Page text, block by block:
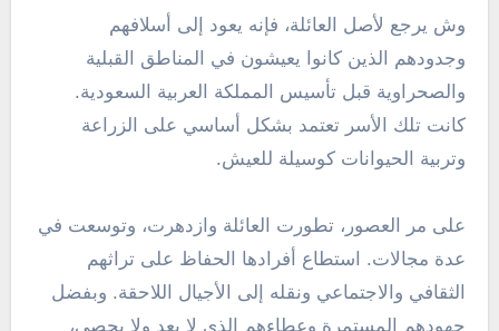
وش يرجع لأصل العائلة، فإنه يعود إلى أسلافهم
وجدودهم الذين كانوا يعيشون في المناطق القبلية
والصحراوية قبل تأسيس المملكة العربية السعودية.
كانت تلك الأسر تعتمد بشكل أساسي على الزراعة
وتربية الحيوانات كوسيلة للعيش.
على مر العصور، تطورت العائلة وازدهرت، وتوسعت في
عدة مجالات. استطاع أفرادها الحفاظ على تراثهم
الثقافي والاجتماعي ونقله إلى الأجيال اللاحقة. وبفضل
جهودهم المستمرة وعطاءهم الذي لا يعد ولا يحصى،